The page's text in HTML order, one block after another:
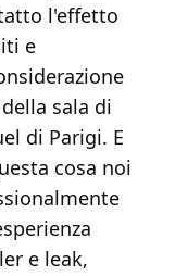
l'effetto
e
sala di
di Parigi. E
cosa noi
e leak,